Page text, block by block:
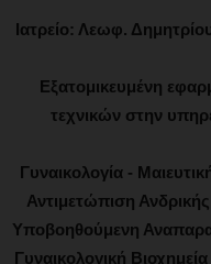
Ιατρείο: Λεωφ.
Εξατομικευμένη
τεχνικών στην
Γυναικολογία -
Αντιμετώπιση
Υποβοηθούμενη
Γυναικολογική